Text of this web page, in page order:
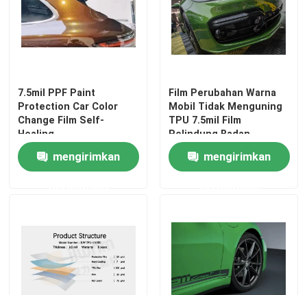
7.5mil PPF Paint
Protection Car Color
Change Film Self-
Healing
mengirimkan
Film Perubahan Warna
Mobil Tidak Menguning
TPU 7.5mil Film
Pelindung Badan
Kendaraan
mengirimkan